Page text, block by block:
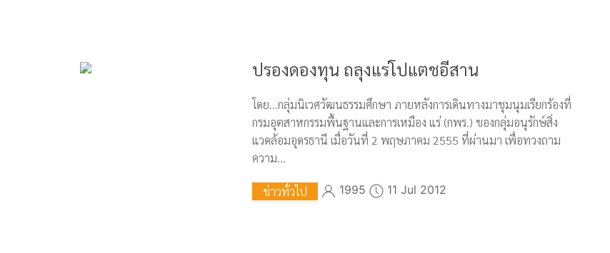
ปรองดองทุน ถลุงแร่โปแตชอีสาน
โดย…กลุ่มนิเวศวัฒนธรรมศึกษา ภายหลังการเดินทางมาชุมนุมเรียกร้องที่
กรมอุตสาหกรรมพื้นฐานและการเหมือง แร่ (กพร.) ของกลุ่มอนุรักษ์สิ่ง
แวดล้อมอุดรธานี เมื่อวันที่ 2 พฤษภาคม 2555 ที่ผ่านมา เพื่อทวงถาม
ความ...
ข่าวทั่วไป 1995 11 Jul 2012